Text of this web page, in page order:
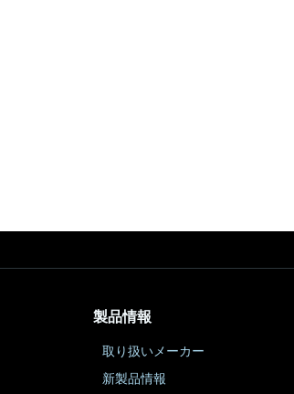
製品情報
取り扱いメーカー
新製品情報